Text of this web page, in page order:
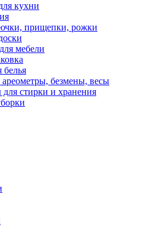
кухни
прищепки, рожки
мебели
безмены, весы
стирки и хранения